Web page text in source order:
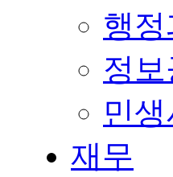
행정
정
민
재무